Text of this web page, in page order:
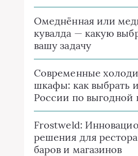
Омеднённая или
кувалда — какую
вашу задачу
Современные
шкафы: как выбрать
России по выгодной
Frostweld:
решения для
баров и магазинов